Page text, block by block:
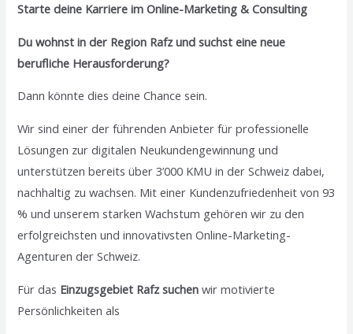
Starte deine Karriere im Online-Marketing & Consulting
Du wohnst in der Region Rafz und suchst eine neue
berufliche Herausforderung?
Dann könnte dies deine Chance sein.
Wir sind einer der führenden Anbieter für professionelle
Lösungen zur digitalen Neukundengewinnung und
unterstützen bereits über 3’000 KMU in der Schweiz dabei,
nachhaltig zu wachsen. Mit einer Kundenzufriedenheit von 93
% und unserem starken Wachstum gehören wir zu den
erfolgreichsten und innovativsten Online-Marketing-
Agenturen der Schweiz.
Für das Einzugsgebiet Rafz suchen wir motivierte
Persönlichkeiten als